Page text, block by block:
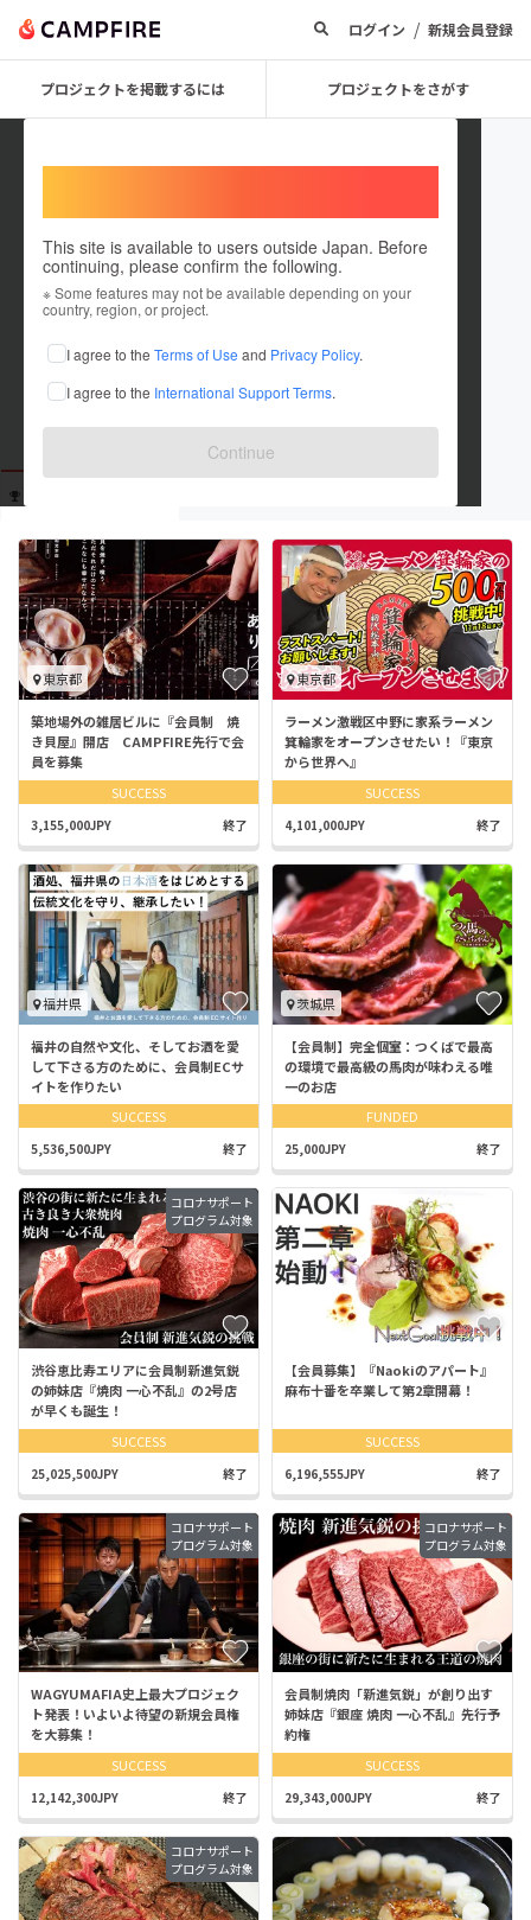
ログイン / 新規会員登録
プロジェクトを掲載するには プロジェクトをさがす
This site is available to users outside Japan. Before
continuing, please confirm the following.
※ Some features may not be available depending on your
country, region, or project.
I agree to the Terms of Use and Privacy Policy.
I agree to the International Support Terms.
Continue
centurion3
出身国：日本 出身地：未設定
東京都
築地場外の雑居ビルに『会員制 焼
き貝屋』開店 CAMPFIRE先行で会
員を募集
SUCCESS
3,155,000JPY 終了
東京都
ラーメン激戦区中野に家系ラーメン
箕輪家をオープンさせたい！『東京
から世界へ』
SUCCESS
4,101,000JPY 終了
福井県
福井の自然や文化、そしてお酒を愛
して下さる方のために、会員制ECサ
イトを作りたい
SUCCESS
5,536,500JPY 終了
茨城県
【会員制】完全個室：つくばで最高
の環境で最高級の馬肉が味わえる唯
一のお店
FUNDED
25,000JPY 終了
コロナサポート
プログラム対象
渋谷恵比寿エリアに会員制新進気鋭
の姉妹店『焼肉 一心不乱』の2号店
が早くも誕生！
SUCCESS
25,025,500JPY 終了
【会員募集】『Naokiのアパート』
麻布十番を卒業して第2章開幕！
SUCCESS
6,196,555JPY 終了
コロナサポート
プログラム対象
WAGYUMAFIA史上最大プロジェク
ト発表！いよいよ待望の新規会員権
を大募集！
SUCCESS
12,142,300JPY 終了
コロナサポート
プログラム対象
会員制焼肉「新進気鋭」が創り出す
姉妹店『銀座 焼肉 一心不乱』先行予
約権
SUCCESS
29,343,000JPY 終了
コロナサポート
プログラム対象